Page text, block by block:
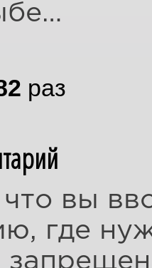
раз
что вы
где